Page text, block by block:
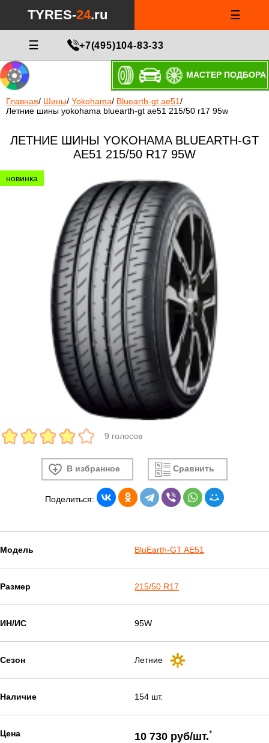
TYRES-24.ru ☰
☰ +7(495)104-83-33
МАСТЕР ПОДБОРА
Главная/ Шины/ Yokohama/ Bluearth-gt ae51/
Летние шины yokohama bluearth-gt ae51 215/50 r17 95w
ЛЕТНИЕ ШИНЫ YOKOHAMA BLUEARTH-GT
AE51 215/50 R17 95W
новинка
9 голосов
В избранное Сравнить
Поделиться:
Модель BluEarth-GT AE51
Размер 215/50 R17
ИН/ИС 95W
Сезон Летние
Наличие 154 шт.
Цена 10 730 руб/шт.*